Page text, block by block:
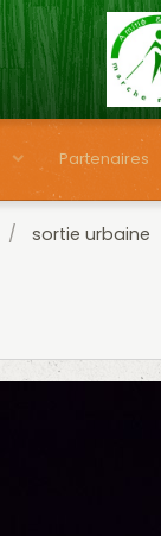
Partenaires
sortie urbaine